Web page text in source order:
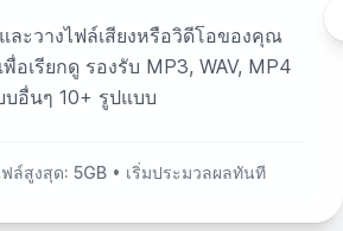
ละวางไฟล์เสียงหรือวิดีโอของคุณ
อเรียกดู รองรับ MP3, WAV, MP4
บอื่นๆ 10+ รูปแบบ
ล์สูงสุด: 5GB • เริ่มประมวลผลทันที